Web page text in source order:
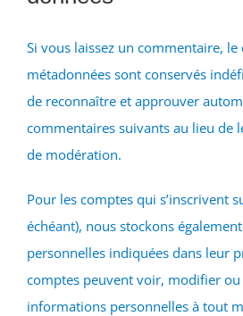
Si vous laissez un commentaire,
métadonnées sont conservés
de reconnaître et approuver
commentaires suivants au lieu de
de modération.
Pour les comptes qui s’inscrivent
échéant), nous stockons
personnelles indiquées dans leur
comptes peuvent voir, modifier
informations personnelles à tout